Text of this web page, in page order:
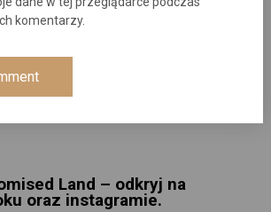
komentarzy.
Land – odkryj na
oraz instagramie.